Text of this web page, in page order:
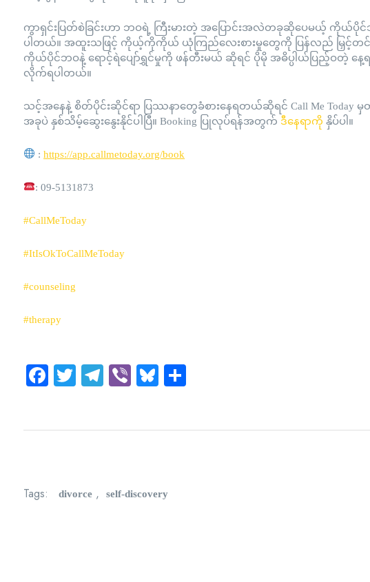
ကွာရှင်းပြတ်စဲခြင်းဟာ ဘဝရဲ့ ကြီးမားတဲ့ အပြောင်းအလဲတခုဆိုပေမယ့် ကိုယ်
ပါတယ်။ အထူးသဖြင့် ကိုယ့်ကိုကိုယ် ယုံကြည်လေးစားမှုတွေကို ပြန်လည် မြှင့်တင်
ကိုယ်ပိုင်ဘဝနဲ့ ရောင့်ရဲပျော်ရွှင်မှုကို ဖန်တီးမယ် ဆိုရင် ပိုမို အဓိပ္ပါယ်ပြည့်ဝတဲ့ နေ့
လိုက်ရပါတယ်။
သင့်အနေနဲ့ စိတ်ပိုင်းဆိုင်ရာ ပြဿနာတွေခံစားနေရတယ်ဆိုရင် Call Me
အခုပဲ နှစ်သိမ့်ဆွေးနွေးနိုင်ပါပြီ။ Booking ပြုလုပ်ရန်အတွက်ဒီနေရာကိုနှိပ်ပါ။
:https://app.callmetoday.org/book
: 09-5131873
#CallMeToday
#ItIsOkToCallMeToday
#counseling
#therapy
FacebookTwitter TelegramViber Bluesky
Tags: divorce , self-discovery